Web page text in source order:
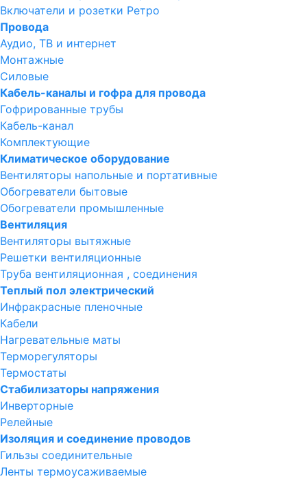
Включатели и розетки Ретро
Провода
Аудио, ТВ и интернет
Монтажные
Силовые
Кабель-каналы и гофра для провода
Гофрированные трубы
Кабель-канал
Комплектующие
Климатическое оборудование
Вентиляторы напольные и портативные
Обогреватели бытовые
Обогреватели промышленные
Вентиляция
Вентиляторы вытяжные
Решетки вентиляционные
Труба вентиляционная , соединения
Теплый пол электрический
Инфракрасные пленочные
Кабели
Нагревательные маты
Терморегуляторы
Термостаты
Стабилизаторы напряжения
Инверторные
Релейные
Изоляция и соединение проводов
Гильзы соединительные
Ленты термоусаживаемые